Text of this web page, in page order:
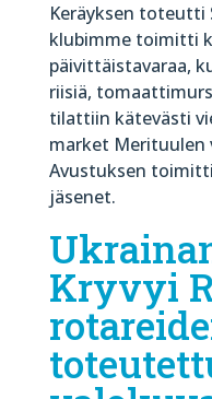
Keräyksen toteutti
klubimme toimitti
päivittäistavaraa,
riisiä,
tilattiin kätevästi
market Merituulen
Avustuksen
jäsenet.
Kryvyi